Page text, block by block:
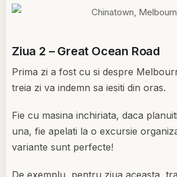
Ziua 2 – Great Ocean Road
Prima zi a fost cu si despre
treia zi va indemn sa iesiti din oras.
Fie cu masina inchiriata, daca
una, fie apelati la o excursie
variante sunt perfecte!